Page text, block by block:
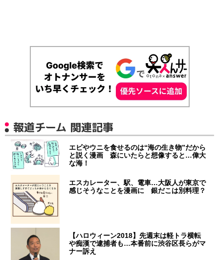
報道チーム 関連記事
エビやウニを食せるのは“海の生き物”だから
と説く漫画 森にいたらと想像すると…偉大
な海！
エスカレーター、駅、電車…大阪人が東京で
感じそうなことを漫画に 銀だこは別料理？
【ハロウィーン2018】先週末は軽トラ横転
や痴漢で逮捕者も…本番前に渋谷区長らがマ
ナー訴え